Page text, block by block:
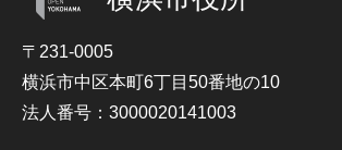
〒231-0005
横浜市中区本町6丁目50番地の10
法人番号：3000020141003